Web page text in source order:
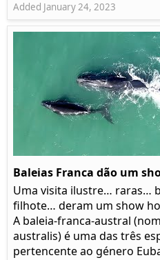
Added January 24, 2023
Baleias Franca dão um
Uma visita ilustre… raras…
filhote… deram um show
A baleia-franca-austral
australis) é uma das três
pertencente ao género